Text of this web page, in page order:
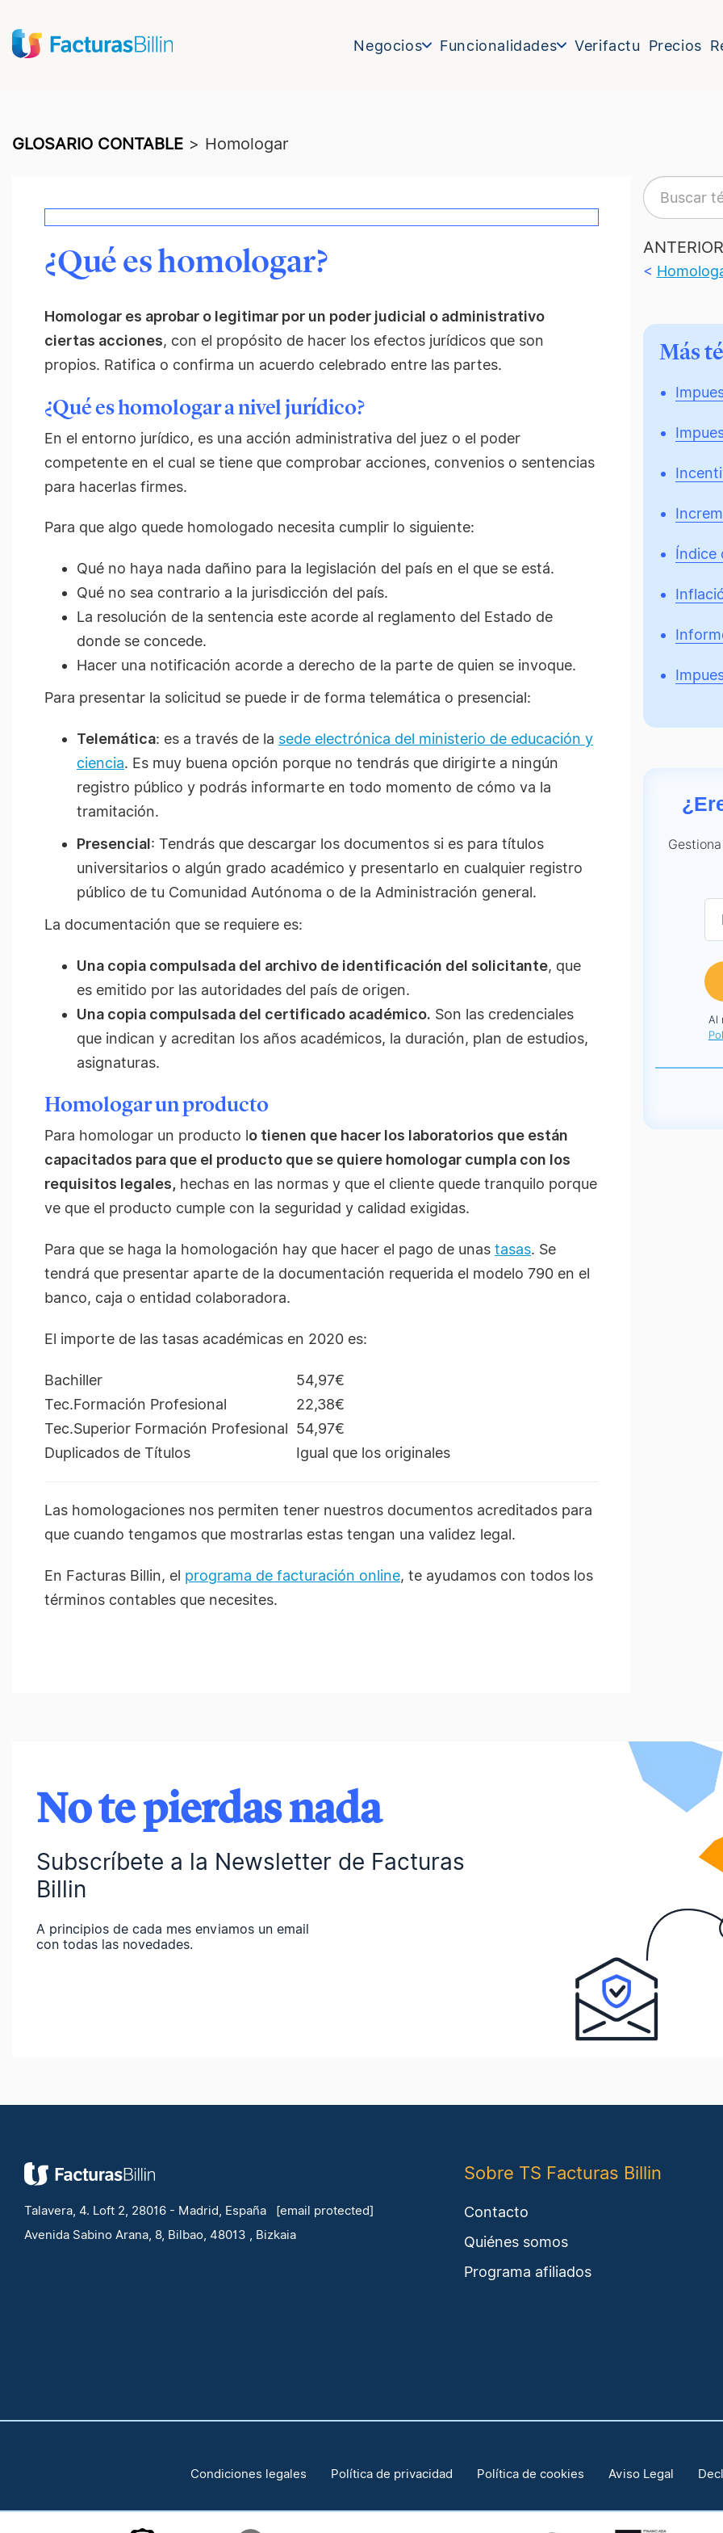
Negocios Funcionalidades Verifactu Precios
GLOSARIO CONTABLE > Homologar
¿Qué es homologar?
Homologar es aprobar o legitimar por un poder judicial o administrativo
ciertas acciones, con el propósito de hacer los efectos jurídicos que son
propios. Ratifica o confirma un acuerdo celebrado entre las partes.
¿Qué es homologar a nivel jurídico?
En el entorno jurídico, es una acción administrativa del juez o el poder
competente en el cual se tiene que comprobar acciones, convenios o sentencias
para hacerlas firmes.
Para que algo quede homologado necesita cumplir lo siguiente:
Qué no haya nada dañino para la legislación del país en el que se está.
Qué no sea contrario a la jurisdicción del país.
La resolución de la sentencia este acorde al reglamento del Estado de
donde se concede.
Hacer una notificación acorde a derecho de la parte de quien se invoque.
Para presentar la solicitud se puede ir de forma telemática o presencial:
Telemática: es a través de la sede electrónica del ministerio de educación y
ciencia. Es muy buena opción porque no tendrás que dirigirte a ningún
registro público y podrás informarte en todo momento de cómo va la
tramitación.
Presencial: Tendrás que descargar los documentos si es para títulos
universitarios o algún grado académico y presentarlo en cualquier registro
público de tu Comunidad Autónoma o de la Administración general.
La documentación que se requiere es:
Una copia compulsada del archivo de identificación del solicitante, que
es emitido por las autoridades del país de origen.
Una copia compulsada del certificado académico. Son las credenciales
que indican y acreditan los años académicos, la duración, plan de estudios,
asignaturas.
Homologar un producto
Para homologar un producto lo tienen que hacer los laboratorios que están
capacitados para que el producto que se quiere homologar cumpla con los
requisitos legales, hechas en las normas y que el cliente quede tranquilo porque
ve que el producto cumple con la seguridad y calidad exigidas.
Para que se haga la homologación hay que hacer el pago de unas tasas. Se
tendrá que presentar aparte de la documentación requerida el modelo 790 en el
banco, caja o entidad colaboradora.
El importe de las tasas académicas en 2020 es:
Bachiller
54,97€
Tec.Formación Profesional
22,38€
Tec.Superior Formación Profesional 54,97€
Duplicados de Títulos
Igual que los originales
Las homologaciones nos permiten tener nuestros documentos acreditados para
que cuando tengamos que mostrarlas estas tengan una validez legal.
En Facturas Billin, el programa de facturación online, te ayudamos con todos los
términos contables que necesites.
ANTERIOR
<
Más
Índice
Al
No te pierdas nada
Subscríbete a la Newsletter de Facturas
Billin
A principios de cada mes enviamos un email
con todas las novedades.
Talavera, 4. Loft 2, 28016 - Madrid, España
[email protected]
Avenida Sabino Arana, 8, Bilbao, 48013 , Bizkaia
Sobre TS Facturas Billin
Contacto
Quiénes somos
Programa afiliados
Condiciones legales Política de privacidad Política de cookies Aviso Legal